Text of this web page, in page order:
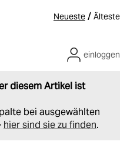
Neueste / Älteste
diesem Artikel ist
bei ausgewählten
hier sind sie zu finden.
einloggen